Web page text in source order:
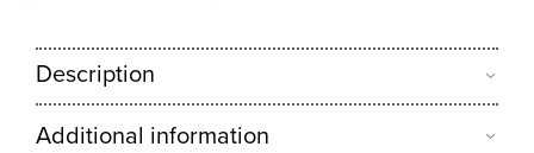
Description
Additional information